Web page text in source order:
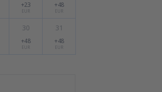
+23
EUR
+48
EUR
30
+48
EUR
31
+48
EUR